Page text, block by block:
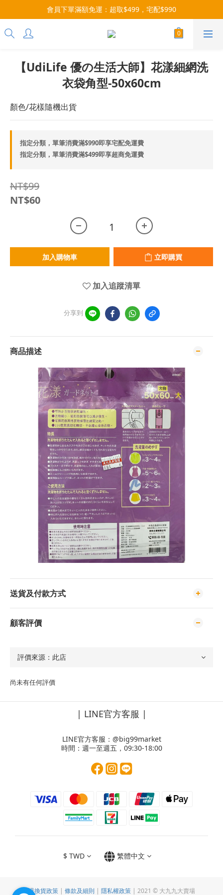
每月9號會員日，消費點數3倍送！把握機會，趕緊下單！
會員下單滿額免運：超取$499，宅配$990
07/28-08/31 爸氣一擊・限時開搶
【UdiLife 優の生活大師】花漾細網洗
衣袋角型-50x60cm
顏色/花樣隨機出貨
指定分類，單筆消費滿$990即享宅配免運費
指定分類，單筆消費滿$499即享超商免運費
NT$99
NT$60
加入購物車 立即購買
加入追蹤清單
分享到
商品描述
送貨及付款方式
顧客評價
尚未有任何評價
| LINE官方客服 |
LINE官方客服： @big99market
時間：週一至週五，09:30-18:00
$ TWD 繁體中文
退換貨政策| 條款及細則 | 隱私權政策| 2021 © 大九九大賣場